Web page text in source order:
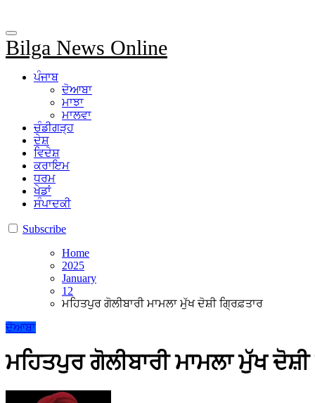
Bilga News Online
ਪੰਜਾਬ
ਦੋਆਬਾ
ਮਾਝਾ
ਮਾਲਵਾ
ਚੰਡੀਗੜ੍ਹ
ਦੇਸ਼
ਵਿਦੇਸ਼
ਕਰਾਇਮ
ਧਰਮ
ਖੇਡਾਂ
ਸੰਪਾਦਕੀ
Subscribe
Home
2025
January
12
ਮਹਿਤਪੁਰ ਗੋਲੀਬਾਰੀ ਮਾਮਲਾ ਮੁੱਖ ਦੋਸ਼ੀ ਗ੍ਰਿਫ਼ਤਾਰ
ਦੋਆਬਾ
ਮਹਿਤਪੁਰ ਗੋਲੀਬਾਰੀ ਮਾਮਲਾ ਮੁੱਖ